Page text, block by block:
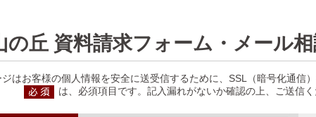
の丘 資料請求フォーム・メール
ジはお客様の個人情報を安全に送受信するために、SSL（暗号化通信）
は、必須項目です。記入漏れがないか確認の上、ご送信く